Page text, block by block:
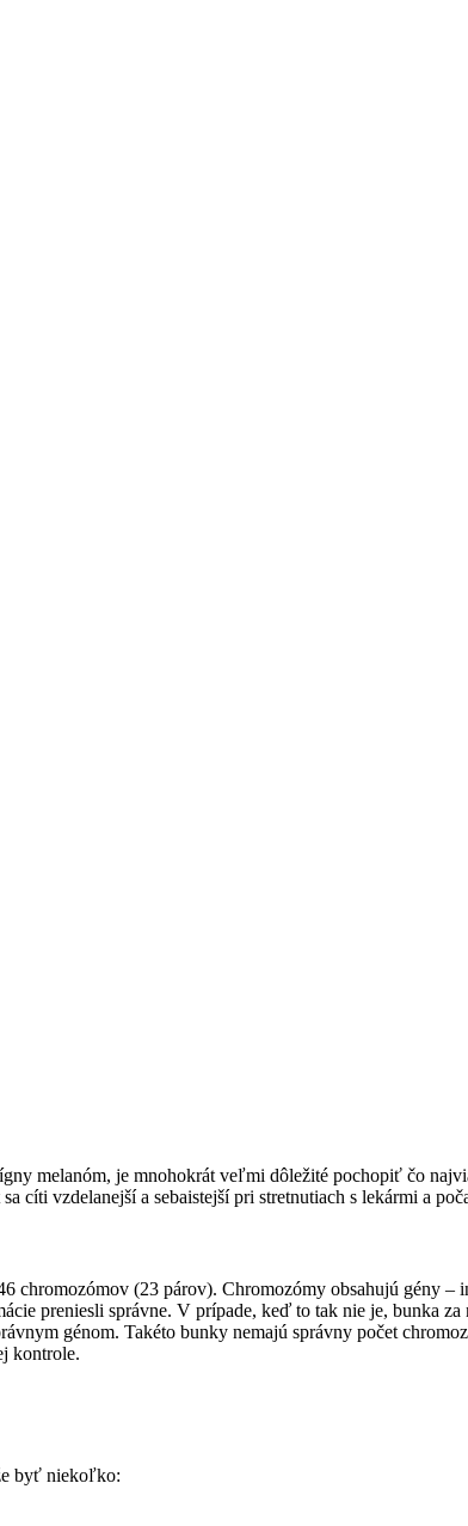
melanóm, je mnohokrát veľmi dôležité pochopiť čo
cíti vzdelanejší a sebaistejší pri stretnutiach s lekármi a
chromozómov (23 párov). Chromozómy obsahujú gény
preniesli správne. V prípade, keď to tak nie je, bunka
génom. Takéto bunky nemajú správny počet
kontrole.
byť niekoľko: